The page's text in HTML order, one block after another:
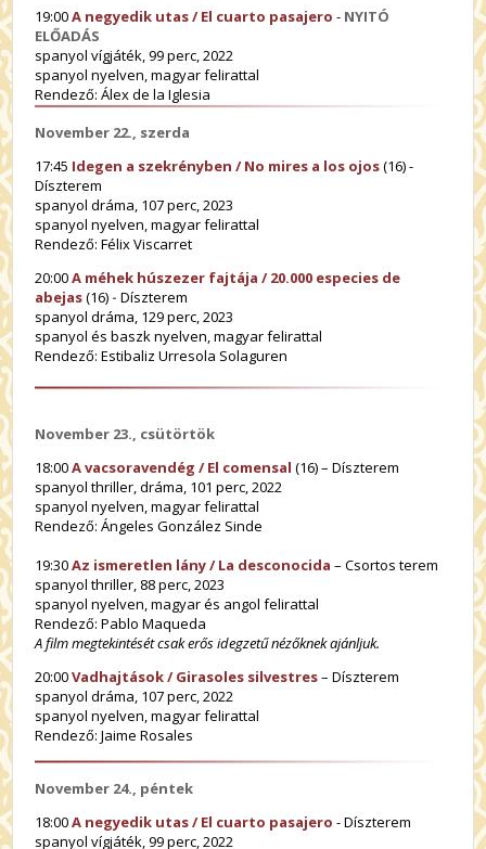
19:00A negyedik utas / El cuarto pasajero - NYITÓ
ELŐADÁS
spanyol vígjáték, 99 perc, 2022
spanyol nyelven, magyar felirattal
Rendező: Álex de la Iglesia
November 22., szerda
17:45 Idegen a szekrényben / No mires a los ojos(16)-
Díszterem
spanyol dráma, 107 perc, 2023
spanyol nyelven, magyar felirattal
Rendező: Félix Viscarret
20:00A méhek húszezer fajtája / 20.000 especies de
abejas(16) -Díszterem
spanyol dráma, 129 perc, 2023
spanyol és baszk nyelven, magyar felirattal
Rendező:Estibaliz Urresola Solaguren
November 23., csütörtök
18:00A vacsoravendég / El comensal (16) – Díszterem
spanyol thriller, dráma, 101 perc, 2022
spanyol nyelven, magyar felirattal
Rendező: Ángeles González Sinde
19:30Az ismeretlen lány / La desconocida – Csortos terem
spanyol thriller, 88 perc, 2023
spanyol nyelven, magyar és angol felirattal
Rendező: Pablo Maqueda
A film megtekintését csak erős idegzetű nézőknek ajánljuk.
20:00Vadhajtások / Girasoles silvestres– Díszterem
spanyol dráma, 107 perc, 2022
spanyol nyelven, magyar felirattal
Rendező: Jaime Rosales
November 24., péntek
18:00A negyedik utas / El cuarto pasajero - Díszterem
spanyol vígjáték, 99 perc, 2022